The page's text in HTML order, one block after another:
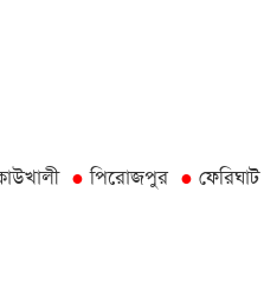
● পিরোজপুর ● ফেরিঘাট